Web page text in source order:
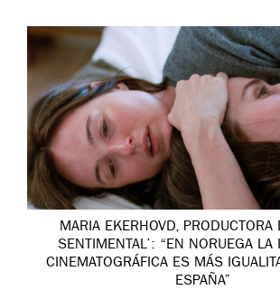
MARIA EKERHOVD, PRODUCTORA
SENTIMENTAL’: “EN NORUEGA LA
CINEMATOGRÁFICA ES MÁS
ESPAÑA”